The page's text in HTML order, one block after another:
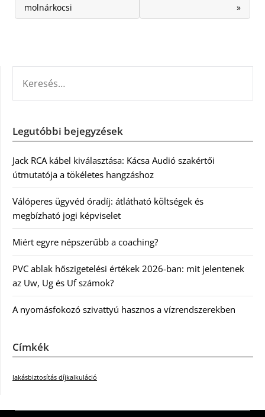
molnárkocsi
»
Legutóbbi bejegyzések
Jack RCA kábel kiválasztása: Kácsa Audió szakértői
útmutatója a tökéletes hangzáshoz
Válóperes ügyvéd óradíj: átlátható költségek és
megbízható jogi képviselet
Miért egyre népszerűbb a coaching?
PVC ablak hőszigetelési értékek 2026-ban: mit jelentenek
az Uw, Ug és Uf számok?
A nyomásfokozó szivattyú hasznos a vízrendszerekben
Címkék
lakásbiztosítás díjkalkuláció